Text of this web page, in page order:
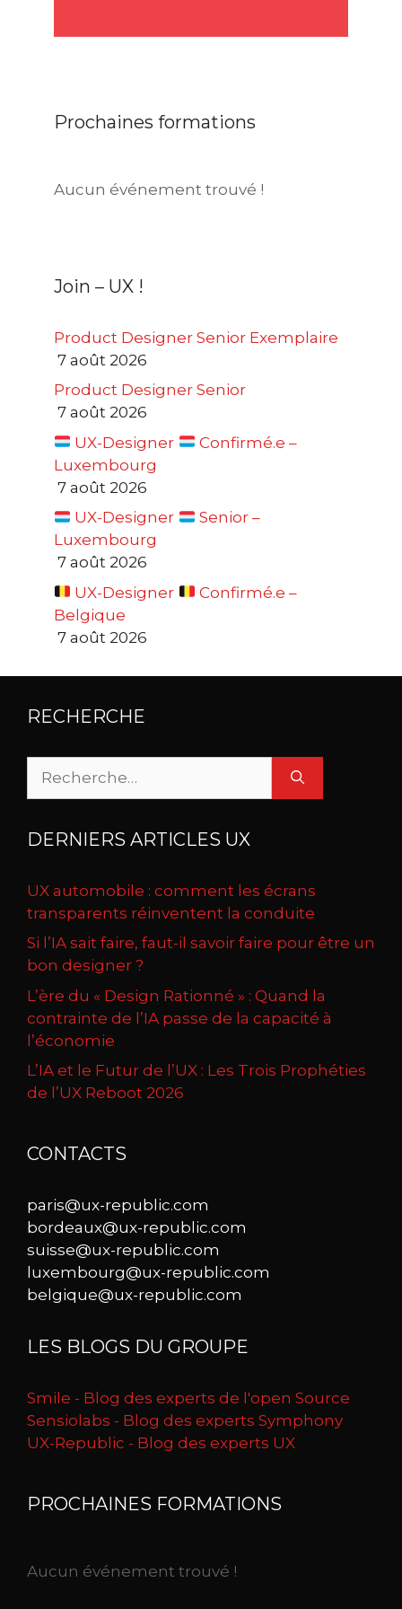
Prochaines formations
Aucun événement trouvé !
Join – UX !
Product Designer Senior Exemplaire
7 août 2026
Product Designer Senior
7 août 2026
UX-Designer
Confirmé.e –
Luxembourg
7 août 2026
UX-Designer
Senior –
Luxembourg
7 août 2026
UX-Designer
Confirmé.e –
Belgique
7 août 2026
RECHERCHE
DERNIERS ARTICLES UX
UX automobile : comment les écrans
transparents réinventent la conduite
Si l’IA sait faire, faut-il savoir faire pour être un
bon designer ?
L’ère du « Design Rationné » : Quand la
contrainte de l’IA passe de la capacité à
l’économie
L’IA et le Futur de l’UX : Les Trois Prophéties
de l’UX Reboot 2026
CONTACTS
paris@ux-republic.com
bordeaux@ux-republic.com
suisse@ux-republic.com
luxembourg@ux-republic.com
belgique@ux-republic.com
LES BLOGS DU GROUPE
Smile - Blog des experts de l'open Source
Sensiolabs - Blog des experts Symphony
UX-Republic - Blog des experts UX
PROCHAINES FORMATIONS
Aucun événement trouvé !